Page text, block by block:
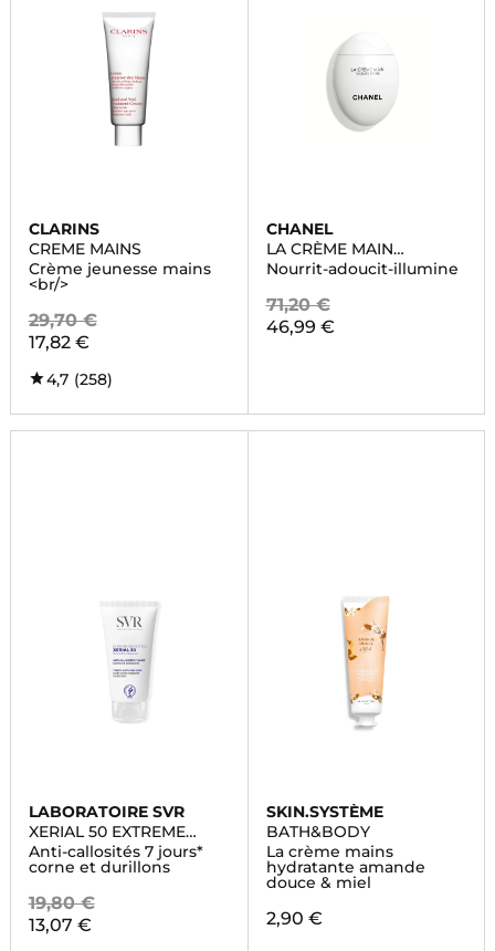
CLARINS
CREME MAINS
Crème jeunesse mains
<br/>
29,70 €
17,82 €
4,7 (258)
CHANEL
LA CRÈME MAIN
TEXTURE RICHE
Nourrit-adoucit-illumine
71,20 €
46,99 €
LABORATOIRE SVR
XERIAL 50 EXTREME
CREME PIEDS
Anti-callosités 7 jours*
corne et durillons
19,80 €
13,07 €
SKIN.SYSTÈME
BATH&BODY
La crème mains
hydratante amande
douce & miel
2,90 €